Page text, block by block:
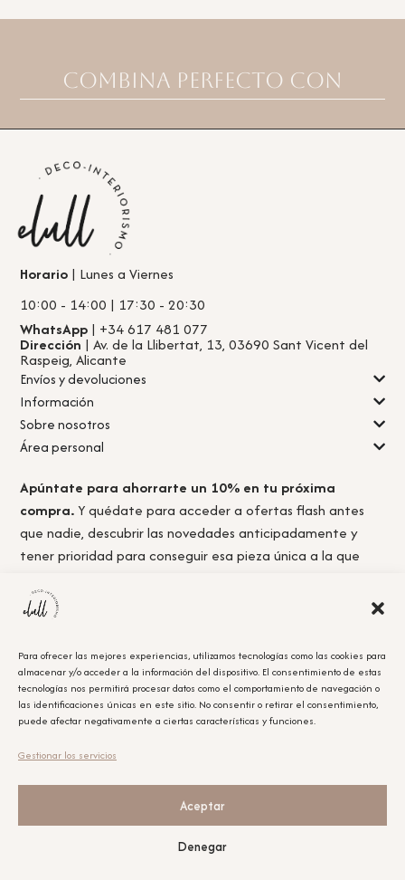
Para ofrecer las mejores experiencias, utilizamos tecnologías como las cookies para
almacenar y/o acceder a la información del dispositivo. El consentimiento de estas
tecnologías nos permitirá procesar datos como el comportamiento de navegación o
las identificaciones únicas en este sitio. No consentir o retirar el consentimiento,
puede afectar negativamente a ciertas características y funciones.
Gestionar los servicios
Aceptar
Denegar
Combina perfecto con
Horario | Lunes a Viernes
10:00 - 14:00 | 17:30 - 20:30
WhatsApp | +34 617 481 077
Dirección | Av. de la Llibertat, 13, 03690 Sant Vicent del
Raspeig, Alicante
Envíos y devoluciones
Información
Sobre nosotros
Área personal
Apúntate para ahorrarte un 10% en tu próxima
compra.Y quédate para acceder a ofertas flash antes
que nadie, descubrir las novedades anticipadamente y
tener prioridad para conseguir esa pieza única a la que
Acepto lapolítica de privacidad.
Obtener el cupón
Leyenda Legal
Nuestras redes sociales